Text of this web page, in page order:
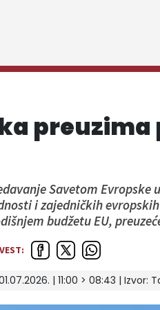
preuzima
Savetom
i zajedničkih
budžetu EU,
| 11:00 > 08:43 | Izvor: